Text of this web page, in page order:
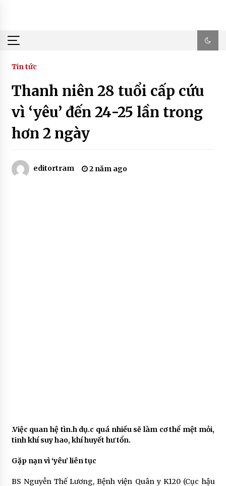
Tin tức
Thanh niên 28 tuổi cấp cứu
vì ‘yêu’ đến 24-25 lần trong
hơn 2 ngày
editortram 2 năm ago
.Việc quan hệ tìn.h dụ.c quá nhiều sẽ làm cơ thể mệt mỏi,
tinh khí suy hao, khí huyết hư tổn.
Gặp nạn vì ‘yêu’ liên tục
BS Nguyễn Thế Lương, Bệnh viện Quân y K120 (Cục hậu